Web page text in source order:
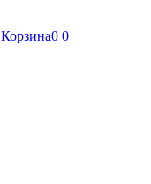
Корзина0 0